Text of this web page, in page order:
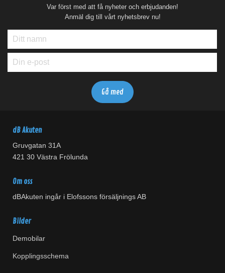
Var först med att få nyheter och erbjudanden!
Anmäl dig till vårt nyhetsbrev nu!
dB Akuten
Gruvgatan 31A
421 30 Västra Frölunda
Om oss
dBAkuten ingår i Elofssons försäljnings AB
Bilder
Demobilar
Kopplingsschema